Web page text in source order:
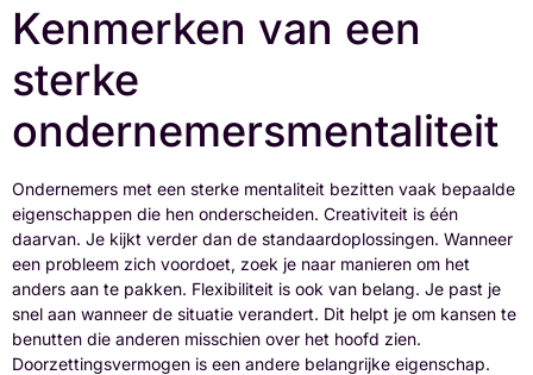
Kenmerken van een
sterke
ondernemersmentaliteit
Ondernemers met een sterke mentaliteit bezitten vaak bepaalde
eigenschappen die hen onderscheiden. Creativiteit is één
daarvan. Je kijkt verder dan de standaardoplossingen. Wanneer
een probleem zich voordoet, zoek je naar manieren om het
anders aan te pakken. Flexibiliteit is ook van belang. Je past je
snel aan wanneer de situatie verandert. Dit helpt je om kansen te
benutten die anderen misschien over het hoofd zien.
Doorzettingsvermogen is een andere belangrijke eigenschap.